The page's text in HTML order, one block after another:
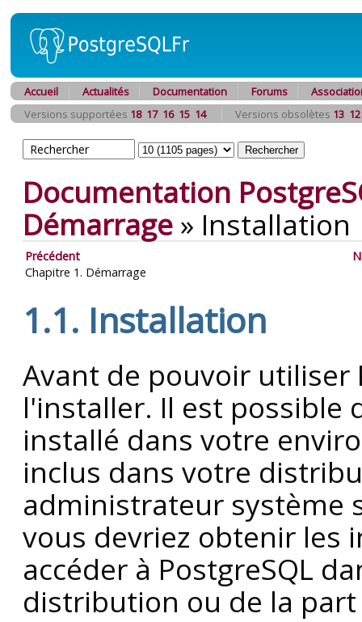
Accueil Actualités Documentation Forums
Versions supportées 18 17 16 15 14 Versions obsolètes 13 12
Documentation
Démarrage » Installation
Précédent
Chapitre 1. Démarrage
1.1. Installation
Avant de pouvoir utiliser
l'installer. Il est possible
installé dans votre
inclus dans votre
administrateur système
vous devriez obtenir les
accéder à PostgreSQL
distribution ou de la